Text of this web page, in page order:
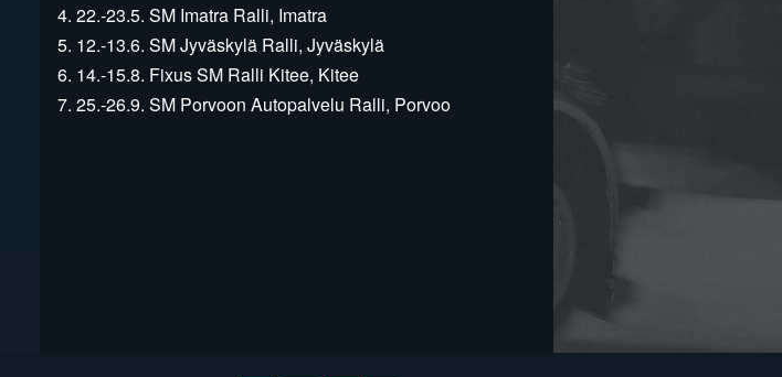
4. 22.-23.5. SM Imatra Ralli, Imatra
5. 12.-13.6. SM Jyväskylä Ralli, Jyväskylä
6. 14.-15.8. Fixus SM Ralli Kitee, Kitee
7. 25.-26.9. SM Porvoon Autopalvelu Ralli, Porvoo